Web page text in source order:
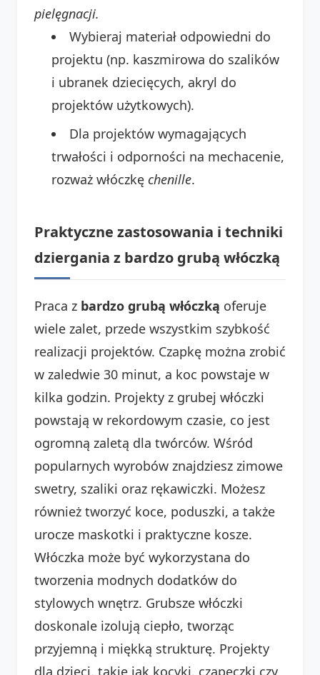
pielęgnacji.
Wybieraj materiał odpowiedni do
projektu (np. kaszmirowa do szalików
i ubranek dziecięcych, akryl do
projektów użytkowych).
Dla projektów wymagających
trwałości i odporności na mechacenie,
rozważ włóczkę chenille.
Praktyczne zastosowania i techniki
dziergania z bardzo grubą włóczką
Praca z bardzo grubą włóczką oferuje
wiele zalet, przede wszystkim szybkość
realizacji projektów. Czapkę można zrobić
w zaledwie 30 minut, a koc powstaje w
kilka godzin. Projekty z grubej włóczki
powstają w rekordowym czasie, co jest
ogromną zaletą dla twórców. Wśród
popularnych wyrobów znajdziesz zimowe
swetry, szaliki oraz rękawiczki. Możesz
również tworzyć koce, poduszki, a także
urocze maskotki i praktyczne kosze.
Włóczka może być wykorzystana do
tworzenia modnych dodatków do
stylowych wnętrz. Grubsze włóczki
doskonale izolują ciepło, tworząc
przyjemną i miękką strukturę. Projekty
dla dzieci, takie jak kocyki, czapeczki czy